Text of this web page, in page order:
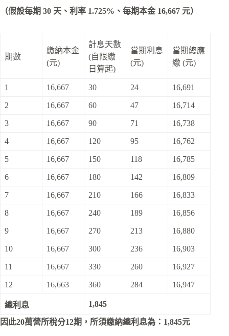
（假設每期 30 天、利率 1.725% 、每期本金 16,667 元）
期數
繳納本金
(元)
計息天數
(自限繳
日算起)
當期利息
(元)
當期總應
繳 (元)
1 16,667 30 24 16,691
2 16,667 60 47 16,714
3 16,667 90 71 16,738
4 16,667 120 95 16,762
5 16,667 150 118 16,785
6 16,667 180 142 16,809
7 16,667 210 166 16,833
8 16,667 240 189 16,856
9 16,667 270 213 16,880
10 16,667 300 236 16,903
11 16,667 330 260 16,927
12 16,663 360 284 16,947
總利息 1,845
因此20萬營所稅分12期，所須繳納總利息為： 1,845元